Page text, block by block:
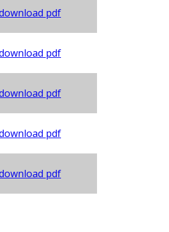
pdf
pdf
pdf
pdf
pdf